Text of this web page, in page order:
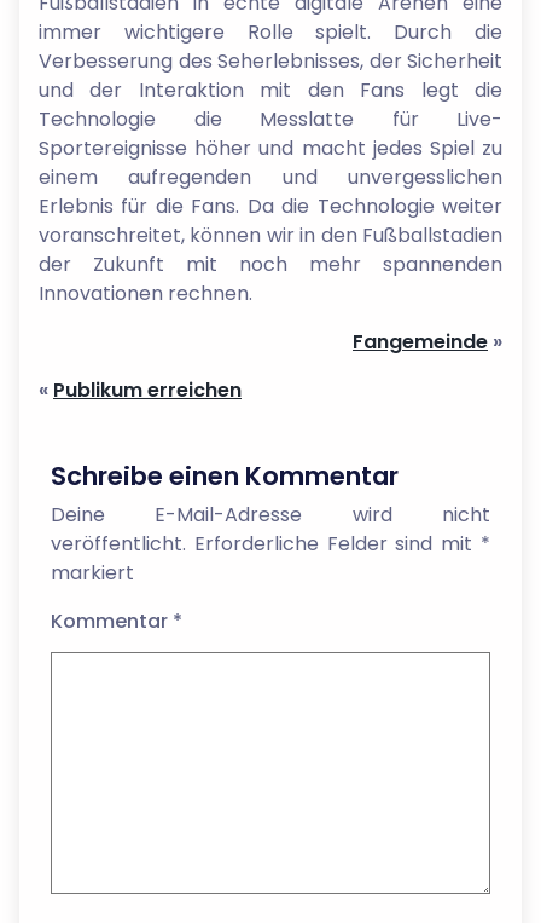
immer wichtigere Rolle spielt. Durch die
Verbesserung des Seherlebnisses, der Sicherheit
und der Interaktion mit den Fans legt die
Technologie die Messlatte für Live-
Sportereignisse höher und macht jedes Spiel zu
einem aufregenden und unvergesslichen
Erlebnis für die Fans. Da die Technologie weiter
voranschreitet, können wir in den Fußballstadien
der Zukunft mit noch mehr spannenden
Innovationen rechnen.
Fangemeinde »
« Publikum erreichen
Schreibe einen Kommentar
Deine E-Mail-Adresse wird nicht
veröffentlicht. Erforderliche Felder sind mit *
markiert
Kommentar *